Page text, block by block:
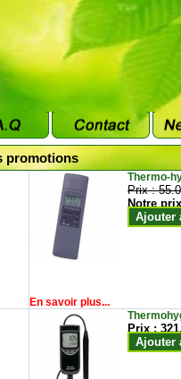
promotions
Thermo-
Prix :
Notre
Ajouter
En savoir plus...
Prix :
Ajouter